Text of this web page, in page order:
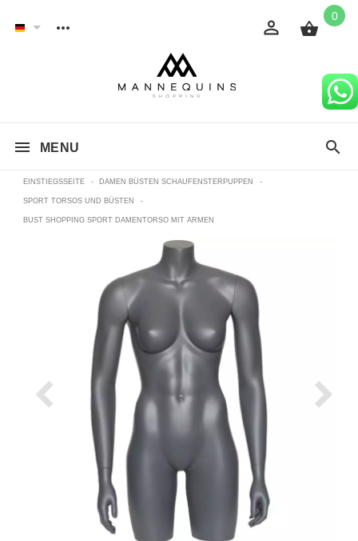
0
MENU
EINSTIEGSSEITE - DAMEN BÜSTEN SCHAUFENSTERPUPPEN -
SPORT TORSOS UND BÜSTEN -
BUST SHOPPING SPORT DAMENTORSO MIT ARMEN